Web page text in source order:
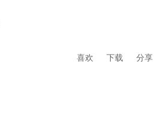
喜欢 下载 分享